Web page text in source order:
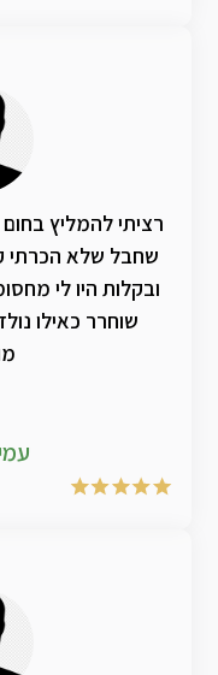
רציתי להמליץ
שחבל שלא הכרתי
ובקלות היו לי
שוחרר כאילו